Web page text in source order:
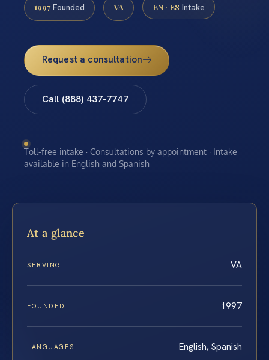
1997 Founded VA EN · ES Intake
Request a consultation
Call (888) 437-7747
Toll-free intake · Consultations by appointment · Intake
available in English and Spanish
At a glance
SERVING VA
FOUNDED 1997
LANGUAGES English, Spanish